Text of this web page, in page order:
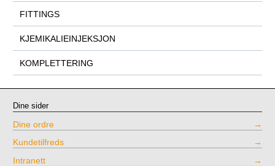
FITTINGS
KJEMIKALIEINJEKSJON
KOMPLETTERING
Dine sider
Dine ordre
Kundetilfreds
Intranett